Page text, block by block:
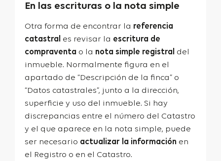
En las escrituras o la nota simple
Otra forma de encontrar la referencia
catastral es revisar la escritura de
compraventa o la nota simple registral del
inmueble. Normalmente figura en el
apartado de “Descripción de la finca” o
“Datos catastrales”, junto a la dirección,
superficie y uso del inmueble. Si hay
discrepancias entre el número del Catastro
y el que aparece en la nota simple, puede
ser necesario actualizar la información en
el Registro o en el Catastro.